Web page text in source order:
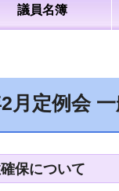
議員名簿
月定例会
保について